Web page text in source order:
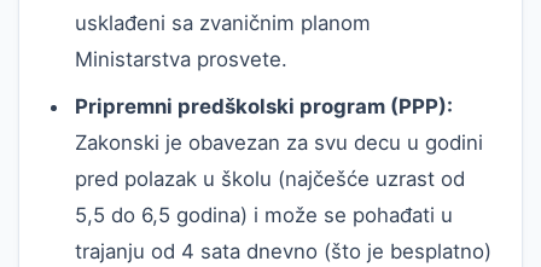
usklađeni sa zvaničnim planom
Ministarstva prosvete.
Pripremni predškolski program (PPP):
Zakonski je obavezan za svu decu u godini
pred polazak u školu (najčešće uzrast od
5,5 do 6,5 godina) i može se pohađati u
trajanju od 4 sata dnevno (što je besplatno)